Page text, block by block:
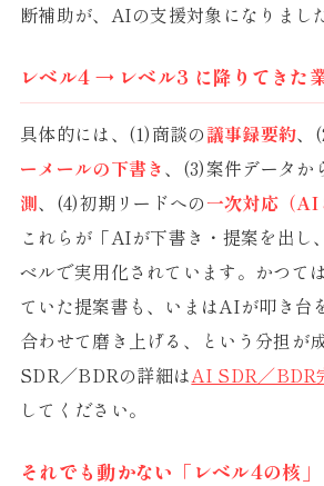
断補助が、AIの支援対象になりまし
レベル4 → レベル3 に降りてきた
具体的には、(1)商談の議事録要約、
ーメールの下書き、(3)案件データか
測、(4)初期リードへの一次対応（
これらが「AIが下書き・提案を出し
ベルで実用化されています。かつて
ていた提案書も、いまはAIが叩き台
合わせて磨き上げる、という分担が
SDR／BDRの詳細はAI SDR／BDR
してください。
それでも動かない「レベル4の核」